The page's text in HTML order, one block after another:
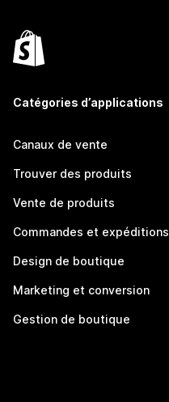
Catégories d’applications
Canaux de vente
Trouver des produits
Vente de produits
Commandes et expéditions
Design de boutique
Marketing et conversion
Gestion de boutique